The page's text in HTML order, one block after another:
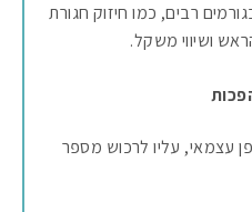
רבים, כמו חיזוק חגורת
ושיווי משקל.
עצמאי, עליו לרכוש מספר